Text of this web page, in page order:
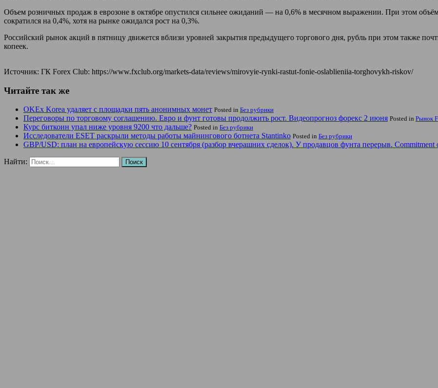
Объем розничных продаж в еврозоне в октябре опустился сильнее ожиданий — на 0,6% в месячном выражении. При этом
сократился на 0,4%, хотя на рынке ожидался рост на 0,3%.
Российский рынок акций в пятницу движется вблизи уровней закрытия предыдущего торгового дня, рубль при этом также
копеек.
Источник: ГК Forex Club: https://www.fxclub.org/markets-data/reviews/mirovyie-rynki-rastut-fonie-oslablieniia-torghovykh-riskov/
Читайте так же
OKEx Korea удаляет с площадки пять анонимных монет Posted in Без рубрики
Переговоры по торговому соглашению. Евро и фунт готовы продолжить рост. Видеопрогноз форекс 2 июня Posted in Рынок
Курс биткоин упал ниже уровня 9200 что дальше? Posted in Без рубрики
Исследователи ESET раскрыли методы работы майнингового ботнета Stantinko Posted in Без рубрики
GBP/USD: план на европейскую сессию 10 сентября (разбор вчерашних сделок). У продавцов фунта перерыв. Commitment
Найти: